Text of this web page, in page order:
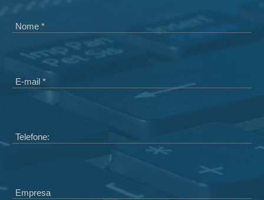
Nome *
E-mail *
Telefone:
Empresa